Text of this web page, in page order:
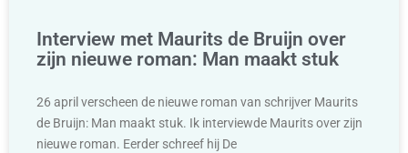
Interview met Maurits de Bruijn over
zijn nieuwe roman: Man maakt stuk
26 april verscheen de nieuwe roman van schrijver Maurits
de Bruijn: Man maakt stuk. Ik interviewde Maurits over zijn
nieuwe roman. Eerder schreef hij De